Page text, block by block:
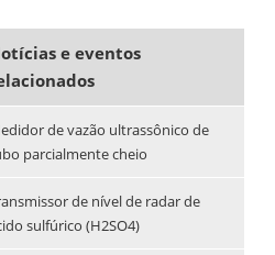
e eventos
de vazão ultrassônico de
parcialmente cheio
de nível de radar de
sulfúrico (H2SO4)